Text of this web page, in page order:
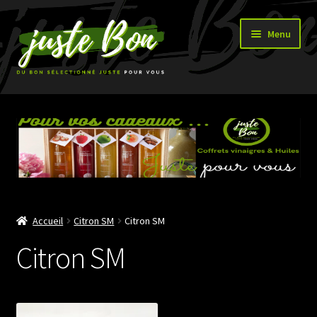
Aller
à
la
navigation
Aller
au
contenu
Menu
Accueil
Boutique
le
menu
Accueil Citron SM Citron SM
Citron SM